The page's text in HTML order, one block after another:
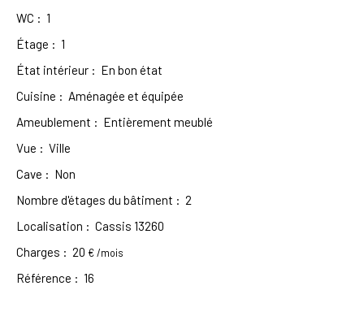
WC : 1
Étage : 1
État intérieur : En bon état
Cuisine : Aménagée et équipée
Ameublement : Entièrement meublé
Vue : Ville
Cave : Non
Nombre d'étages du bâtiment : 2
Localisation : Cassis 13260
Charges : 20 € /mois
Référence : 16